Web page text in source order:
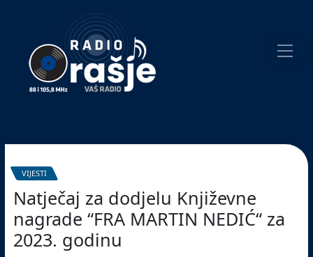
website!
VIJESTI
Natječaj za dodjelu Književne
nagrade “FRA MARTIN NEDIĆ“ za
2023. godinu